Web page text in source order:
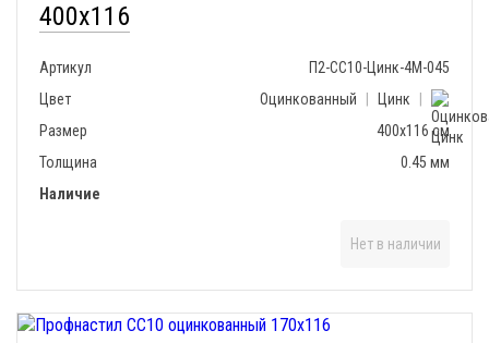
400х116
Артикул
П2-СС10-Цинк-4М-045
Цвет
Оцинкованный Цинк
Размер
400х116 см
Толщина
0.45 мм
Наличие
Нет в наличии